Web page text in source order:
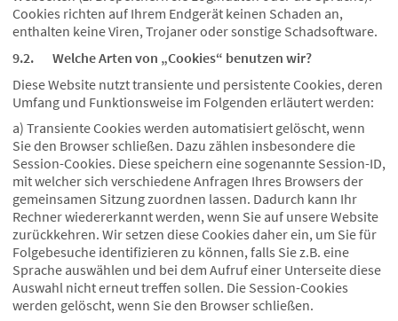
Cookies richten auf Ihrem Endgerät keinen Schaden an,
enthalten keine Viren, Trojaner oder sonstige Schadsoftware.
9.2. Welche Arten von „Cookies“ benutzen wir?
Diese Website nutzt transiente und persistente Cookies, deren
Umfang und Funktionsweise im Folgenden erläutert werden:
a) Transiente Cookies werden automatisiert gelöscht, wenn
Sie den Browser schließen. Dazu zählen insbesondere die
Session-Cookies. Diese speichern eine sogenannte Session-ID,
mit welcher sich verschiedene Anfragen Ihres Browsers der
gemeinsamen Sitzung zuordnen lassen. Dadurch kann Ihr
Rechner wiedererkannt werden, wenn Sie auf unsere Website
zurückkehren. Wir setzen diese Cookies daher ein, um Sie für
Folgebesuche identifizieren zu können, falls Sie z.B. eine
Sprache auswählen und bei dem Aufruf einer Unterseite diese
Auswahl nicht erneut treffen sollen. Die Session-Cookies
werden gelöscht, wenn Sie den Browser schließen.